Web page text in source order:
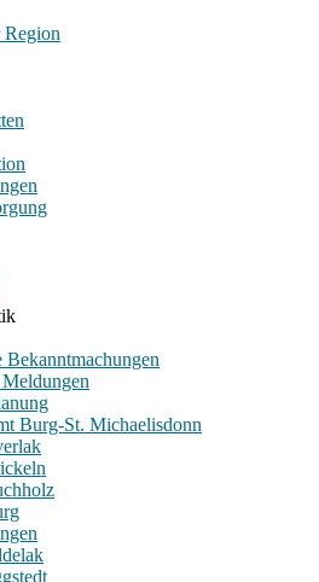
Region
Burg-St. Michaelisdonn